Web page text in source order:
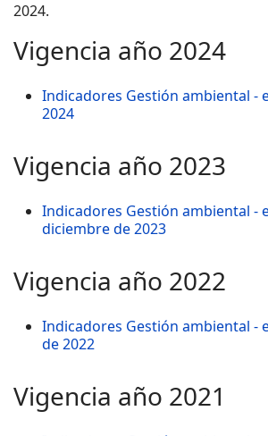
2024.
Vigencia año 2024
Indicadores Gestión ambiental -
2024
Vigencia año 2023
Indicadores Gestión ambiental -
diciembre de 2023
Vigencia año 2022
Indicadores Gestión ambiental -
de 2022
Vigencia año 2021